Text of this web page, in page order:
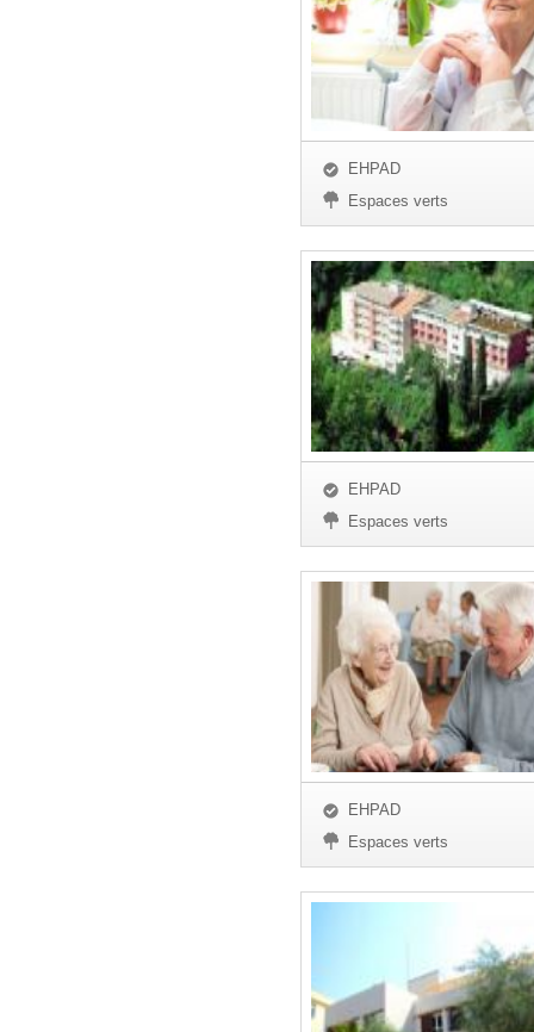
EHPAD
Espaces verts
EHPAD
Espaces verts
EHPAD
Espaces verts